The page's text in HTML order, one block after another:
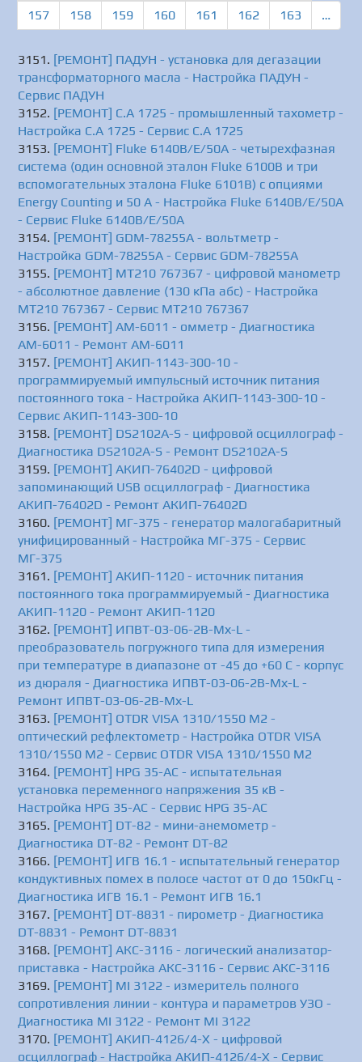
157
158 159 160 161 162 163 …
[РЕМОНТ] ПАДУН - установка для дегазации
трансформаторного масла - Настройка ПАДУН -
Сервис ПАДУН
[РЕМОНТ] C.A 1725 - промышленный тахометр -
Настройка C.A 1725 - Сервис C.A 1725
[РЕМОНТ] Fluke 6140B/E/50A - четырехфазная
система (один основной эталон Fluke 6100B и три
вспомогательных эталона Fluke 6101B) с опциями
Energy Counting и 50 A - Настройка Fluke 6140B/E/50A
- Сервис Fluke 6140B/E/50A
[РЕМОНТ] GDM-78255A - вольтметр -
Настройка GDM-78255A - Сервис GDM-78255A
[РЕМОНТ] MT210 767367 - цифровой манометр
- абсолютное давление (130 кПа абс) - Настройка
MT210 767367 - Сервис MT210 767367
[РЕМОНТ] АМ-6011 - омметр - Диагностика
АМ-6011 - Ремонт АМ-6011
[РЕМОНТ] АКИП-1143-300-10 -
программируемый импульсный источник питания
постоянного тока - Настройка АКИП-1143-300-10 -
Сервис АКИП-1143-300-10
[РЕМОНТ] DS2102А-S - цифровой осциллограф -
Диагностика DS2102А-S - Ремонт DS2102А-S
[РЕМОНТ] АКИП-76402D - цифровой
запоминающий USB осциллограф - Диагностика
АКИП-76402D - Ремонт АКИП-76402D
[РЕМОНТ] МГ-375 - генератор малогабаритный
унифицированный - Настройка МГ-375 - Сервис
МГ-375
[РЕМОНТ] АКИП-1120 - источник питания
постоянного тока программируемый - Диагностика
АКИП-1120 - Ремонт АКИП-1120
[РЕМОНТ] ИПВТ-03-06-2В-Мх-L -
преобразователь погружного типа для измерения
при температуре в диапазоне от -45 до +60 C - корпус
из дюраля - Диагностика ИПВТ-03-06-2В-Мх-L -
Ремонт ИПВТ-03-06-2В-Мх-L
[РЕМОНТ] OTDR VISA 1310/1550 М2 -
оптический рефлектометр - Настройка OTDR VISA
1310/1550 М2 - Сервис OTDR VISA 1310/1550 М2
[РЕМОНТ] HPG 35-AC - испытательная
установка переменного напряжения 35 кВ -
Настройка HPG 35-AC - Сервис HPG 35-AC
[РЕМОНТ] DT-82 - мини-анемометр -
Диагностика DT-82 - Ремонт DT-82
[РЕМОНТ] ИГВ 16.1 - испытательный генератор
кондуктивных помех в полосе частот от 0 до 150кГц -
Диагностика ИГВ 16.1 - Ремонт ИГВ 16.1
[РЕМОНТ] DT-8831 - пирометр - Диагностика
DT-8831 - Ремонт DT-8831
[РЕМОНТ] АКС-3116 - логический анализатор-
приставка - Настройка АКС-3116 - Сервис АКС-3116
[РЕМОНТ] MI 3122 - измеритель полного
сопротивления линии - контура и параметров УЗО -
Диагностика MI 3122 - Ремонт MI 3122
[РЕМОНТ] АКИП-4126/4-X - цифровой
осциллограф - Настройка АКИП-4126/4-X - Сервис